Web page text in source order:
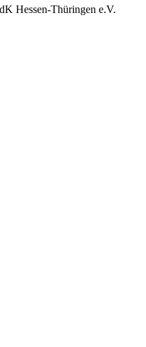
Hessen-Thüringen e.V.